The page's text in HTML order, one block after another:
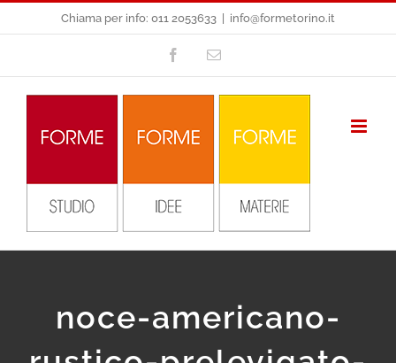
contenuto
Chiama per info: 011 2053633 info@formetorino.it
FacebookEmail
noce-americano-